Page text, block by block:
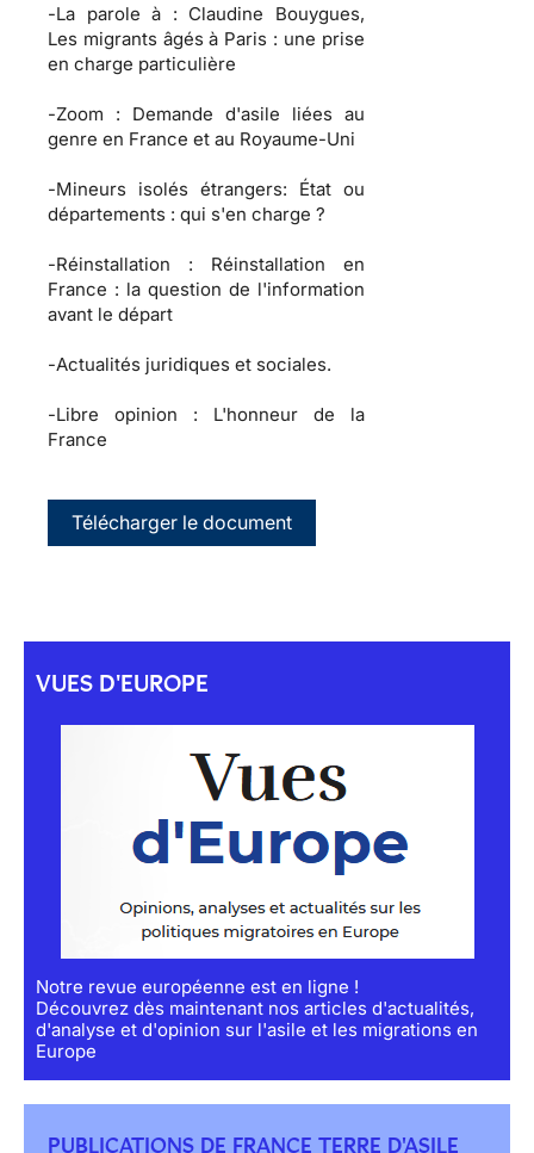
-La parole à : Claudine Bouygues,
Les migrants âgés à Paris : une prise
en charge particulière
-Zoom : Demande d'asile liées au
genre en France et au Royaume-Uni
-Mineurs isolés étrangers: État ou
départements : qui s'en charge ?
-Réinstallation : Réinstallation en
France : la question de l'information
avant le départ
-Actualités juridiques et sociales.
-Libre opinion : L'honneur de la
France
Télécharger le document
VUES D'EUROPE
Notre revue européenne est en ligne !
Découvrez dès maintenant nos articles d'actualités,
d'analyse et d'opinion sur l'asile et les migrations en
Europe
PUBLICATIONS DE FRANCE TERRE D'ASILE